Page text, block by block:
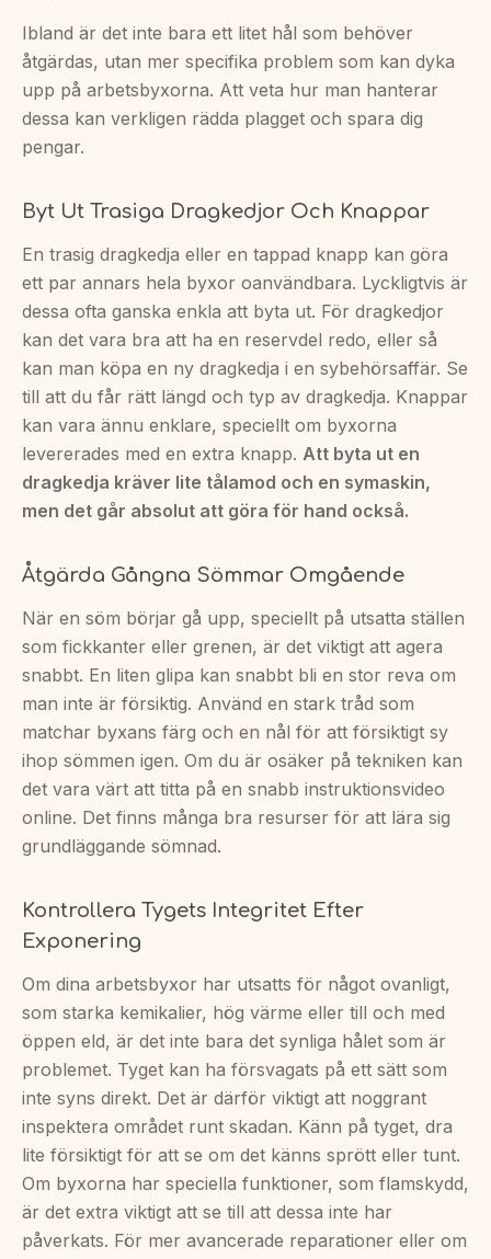
Ibland är det inte bara ett litet hål som behöver
åtgärdas, utan mer specifika problem som kan dyka
upp på arbetsbyxorna. Att veta hur man hanterar
dessa kan verkligen rädda plagget och spara dig
pengar.
Byt Ut Trasiga Dragkedjor Och Knappar
En trasig dragkedja eller en tappad knapp kan göra
ett par annars hela byxor oanvändbara. Lyckligtvis är
dessa ofta ganska enkla att byta ut. För dragkedjor
kan det vara bra att ha en reservdel redo, eller så
kan man köpa en ny dragkedja i en sybehörsaffär. Se
till att du får rätt längd och typ av dragkedja. Knappar
kan vara ännu enklare, speciellt om byxorna
levererades med en extra knapp. Att byta ut en
dragkedja kräver lite tålamod och en symaskin,
men det går absolut att göra för hand också.
Åtgärda Gångna Sömmar Omgående
När en söm börjar gå upp, speciellt på utsatta ställen
som fickkanter eller grenen, är det viktigt att agera
snabbt. En liten glipa kan snabbt bli en stor reva om
man inte är försiktig. Använd en stark tråd som
matchar byxans färg och en nål för att försiktigt sy
ihop sömmen igen. Om du är osäker på tekniken kan
det vara värt att titta på en snabb instruktionsvideo
online. Det finns många bra resurser för att lära sig
grundläggande sömnad.
Kontrollera Tygets Integritet Efter
Exponering
Om dina arbetsbyxor har utsatts för något ovanligt,
som starka kemikalier, hög värme eller till och med
öppen eld, är det inte bara det synliga hålet som är
problemet. Tyget kan ha försvagats på ett sätt som
inte syns direkt. Det är därför viktigt att noggrant
inspektera området runt skadan. Känn på tyget, dra
lite försiktigt för att se om det känns sprött eller tunt.
Om byxorna har speciella funktioner, som flamskydd,
är det extra viktigt att se till att dessa inte har
påverkats. För mer avancerade reparationer eller om